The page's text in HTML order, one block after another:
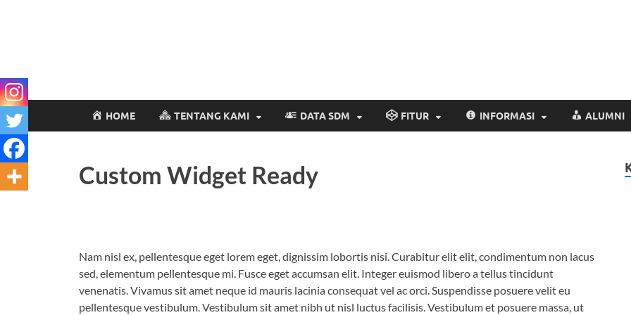
HOME TENTANG KAMI DATA SDM FITUR INFORMASI ALUMNI
Custom Widget Ready
Nam nisl ex, pellentesque eget lorem eget, dignissim lobortis nisi. Curabitur elit elit, condimentum non lacus
sed, elementum pellentesque mi. Fusce eget accumsan elit. Integer euismod libero a tellus tincidunt
venenatis. Vivamus sit amet neque id mauris lacinia consequat vel ac orci. Suspendisse posuere velit eu
pellentesque vestibulum. Vestibulum sit amet nibh ut nisl luctus facilisis. Vestibulum et posuere massa, ut